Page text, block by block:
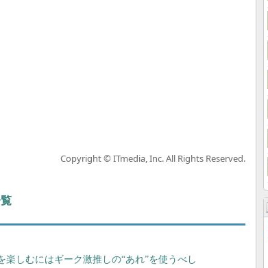
Copyright © ITmedia, Inc. All Rights Reserved.
楽しむにはギーク激推しの“あれ”を使うべし